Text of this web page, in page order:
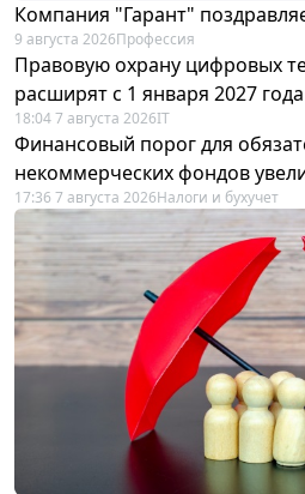
Компания "Гарант"
9 августа 2026Профессия
Правовую охрану цифровых
расширят с 1 января 2027 года
18:04 7 августа 2026IT
Финансовый порог для
некоммерческих фондов
17:36 7 августа 2026Налоги и бухучет